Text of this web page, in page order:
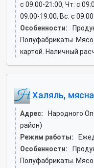
c 09:00-21:00, Чт: c
09:00-19:00, Вс: c
Особенности:
Полуфабрикаты.
картой. Наличный
Халяль,
Адрес:
Народного
район)
Режим работы:
Особенности:
Полуфабрикаты.